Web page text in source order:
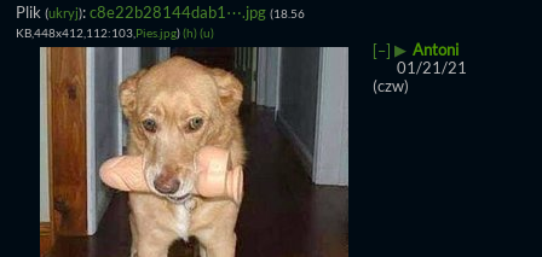
Plik (ukryj):c8e22b28144dab1⋯.jpg (18.56
KB,448x412,112:103, Pies.jpg)(h)(u)
[–] ▶ Antoni
01/21/21
(czw)